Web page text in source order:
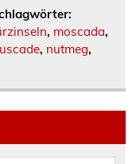
, moscada,
, nutmeg,